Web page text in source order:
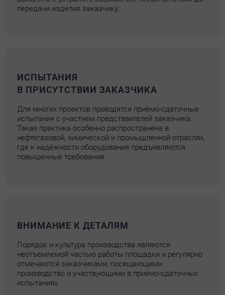
передачи изделия заказчику.
ИСПЫТАНИЯ
В ПРИСУТСТВИИ ЗАКАЗЧИКА
Для многих проектов проводятся приёмо-сдаточные
испытания с участием представителей заказчика.
Такая практика особенно распространена в
нефтегазовой, химической и промышленной отраслях,
где к надёжности оборудования предъявляются
повышенные требования.
ВНИМАНИЕ К ДЕТАЛЯМ
Порядок и культура производства являются
неотъемлемой частью работы площадки и регулярно
отмечаются заказчиками, посещающими
производство и участвующими в приёмо-сдаточных
испытаниях.